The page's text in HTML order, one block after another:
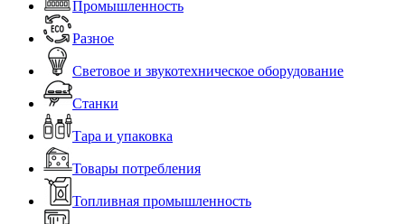
Промышленность
Разное
Световое и звукотехническое оборудование
Станки
Тара и упаковка
Товары потребления
Топливная промышленность